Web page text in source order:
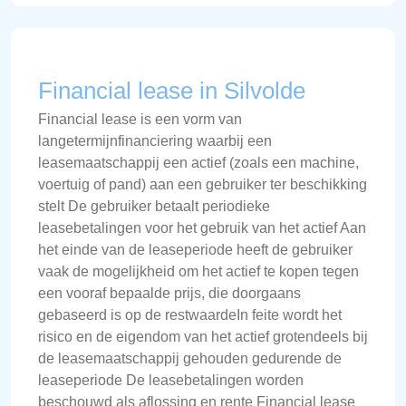
Financial lease in Silvolde
Financial lease is een vorm van
langetermijnfinanciering waarbij een
leasemaatschappij een actief (zoals een machine,
voertuig of pand) aan een gebruiker ter beschikking
stelt De gebruiker betaalt periodieke
leasebetalingen voor het gebruik van het actief Aan
het einde van de leaseperiode heeft de gebruiker
vaak de mogelijkheid om het actief te kopen tegen
een vooraf bepaalde prijs, die doorgaans
gebaseerd is op de restwaardeIn feite wordt het
risico en de eigendom van het actief grotendeels bij
de leasemaatschappij gehouden gedurende de
leaseperiode De leasebetalingen worden
beschouwd als aflossing en rente Financial lease